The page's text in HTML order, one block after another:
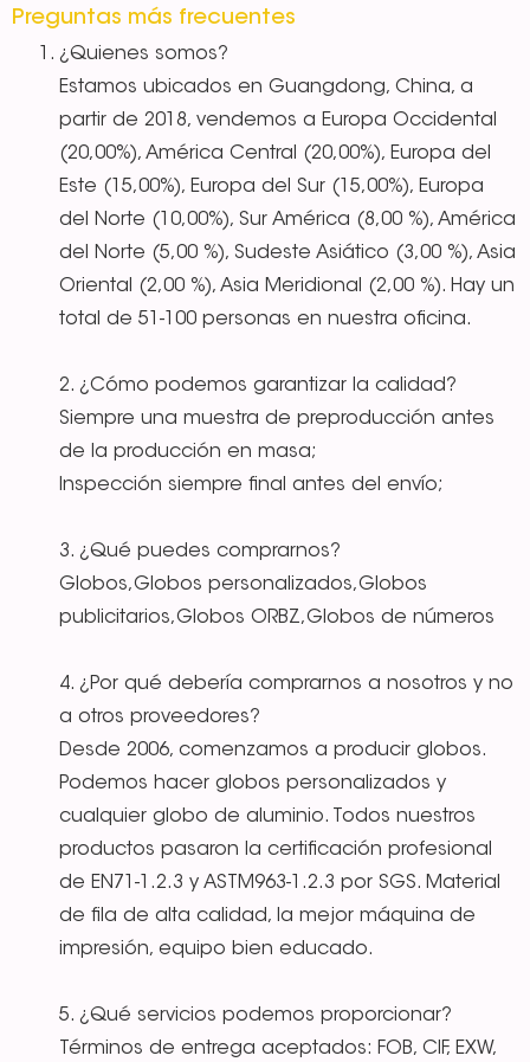
Preguntas más frecuentes
¿Quienes somos?
Estamos ubicados en Guangdong, China, a
partir de 2018, vendemos a Europa Occidental
(20,00%), América Central (20,00%), Europa del
Este (15,00%), Europa del Sur (15,00%), Europa
del Norte (10,00%), Sur América (8,00 %), América
del Norte (5,00 %), Sudeste Asiático (3,00 %), Asia
Oriental (2,00 %), Asia Meridional (2,00 %). Hay un
total de 51-100 personas en nuestra oficina.
2. ¿Cómo podemos garantizar la calidad?
Siempre una muestra de preproducción antes
de la producción en masa;
Inspección siempre final antes del envío;
3. ¿Qué puedes comprarnos?
Globos,Globos personalizados,Globos
publicitarios,Globos ORBZ,Globos de números
4. ¿Por qué debería comprarnos a nosotros y no
a otros proveedores?
Desde 2006, comenzamos a producir globos.
Podemos hacer globos personalizados y
cualquier globo de aluminio. Todos nuestros
productos pasaron la certificación profesional
de EN71-1.2.3 y ASTM963-1.2.3 por SGS. Material
de fila de alta calidad, la mejor máquina de
impresión, equipo bien educado.
5. ¿Qué servicios podemos proporcionar?
Términos de entrega aceptados: FOB, CIF, EXW,